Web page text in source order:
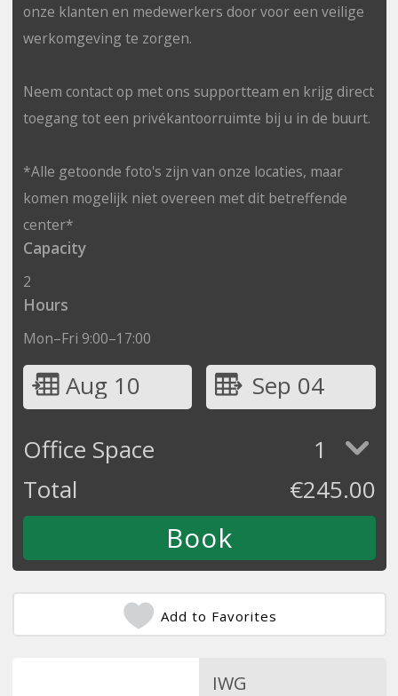
onze klanten en medewerkers door voor een veilige
werkomgeving te zorgen.
Neem contact op met ons supportteam en krijg direct
toegang tot een privékantoorruimte bij u in de buurt.
*Alle getoonde foto's zijn van onze locaties, maar
komen mogelijk niet overeen met dit betreffende
center*
Capacity
2
Hours
Mon–Fri 9:00–17:00
Aug 10
Sep 04
Office Space
1
Total
€245.00
Add to Favorites
IWG